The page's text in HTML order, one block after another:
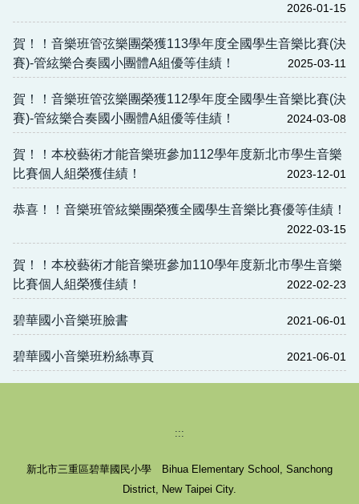
2026-01-15
賀！！音樂班管弦樂團榮獲113學年度全國學生音樂比賽(決
賽)-管絃樂合奏國小團體A組優等佳績！
2025-03-11
賀！！音樂班管弦樂團榮獲112學年度全國學生音樂比賽(決
賽)-管絃樂合奏國小團體A組優等佳績！
2024-03-08
賀！！本校藝術才能音樂班參加112學年度新北市學生音樂
比賽個人組榮獲佳績！
2023-12-01
恭喜！！音樂班管絃樂團榮獲全國學生音樂比賽優等佳績！
2022-03-15
賀！！本校藝術才能音樂班參加110學年度新北市學生音樂
比賽個人組榮獲佳績！
2022-02-23
碧華國小音樂班臉書 2021-06-01
碧華國小音樂班粉絲專頁 2021-06-01
:::
新北市三重區碧華國民小學 Bihua Elementary School, Sanchong
District, New Taipei City.